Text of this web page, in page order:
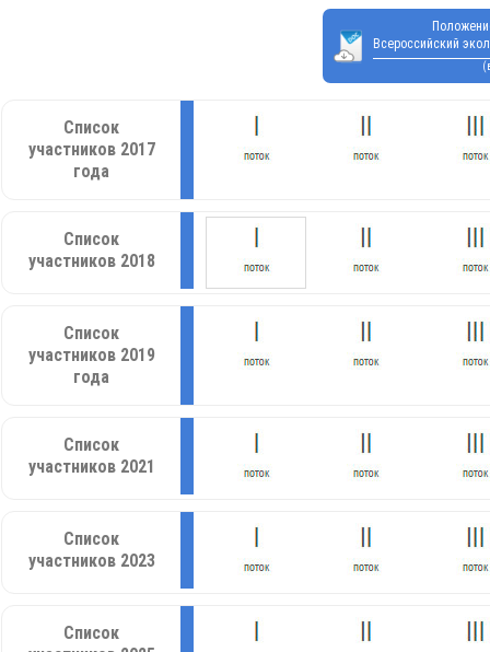
Всероссийский
Список
участников 2017
года
Список
участников 2018
Список
участников 2019
года
Список
участников 2021
Список
участников 2023
Список